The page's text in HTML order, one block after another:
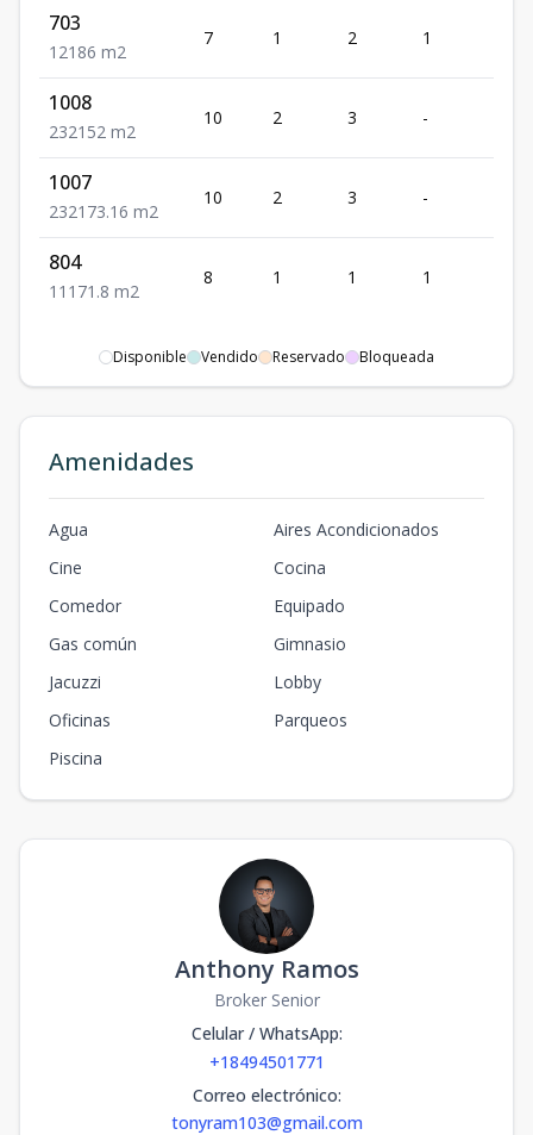
703
1 21 86 m2
7 1 2 1
1008
232152 m2
10 2 3 -
1007
232173.16 m2
10 2 3 -
804
1 1 1 71.8 m2
8 1 1 1
Disponible Vendido Reservado Bloqueada
Amenidades
Agua
Aires Acondicionados
Cine
Cocina
Comedor
Equipado
Gas común
Gimnasio
Jacuzzi
Lobby
Oficinas
Parqueos
Piscina
Anthony Ramos
Broker Senior
Celular / WhatsApp:
+18494501771
Correo electrónico:
tonyram103@gmail.com